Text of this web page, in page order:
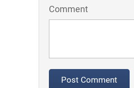
Comment